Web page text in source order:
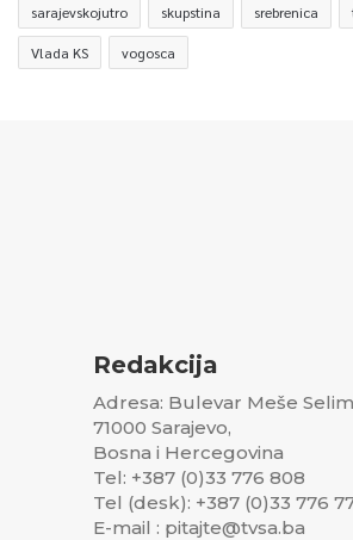
sarajevskojutro skupstina srebrenica
Vlada KS vogosca
Redakcija
Adresa: Bulevar Meše
71000 Sarajevo,
Bosna i Hercegovina
Tel: +387 (0)33 776 808
Tel (desk): +387 (0)33 776
E-mail : pitajte@tvsa.ba